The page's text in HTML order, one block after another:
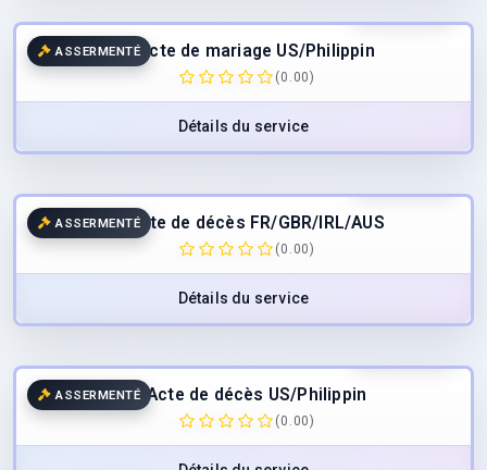
ASSERMENTÉActe de mariage US/Philippin
(0.00)
Détails du service
ASSERMENTÉActe de décès FR/GBR/IRL/AUS
(0.00)
Détails du service
ASSERMENTÉ Acte de décès US/Philippin
(0.00)